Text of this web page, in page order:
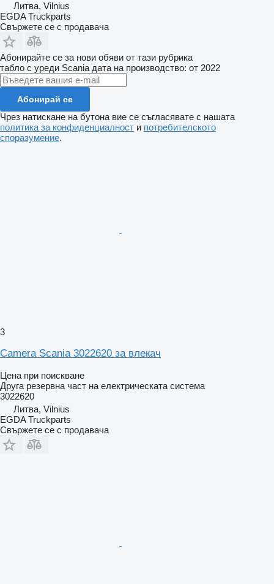
Литва, Vilnius
EGDA Truckparts
Свържете се с продавача
Абонирайте се за нови обяви от тази рубрика
табло с уреди Scania дата на производство: от 2022
Абонирай се
Чрез натискане на бутона вие се съгласявате с нашата
политика за конфиденциалност и потребителското
споразумение.
3
Camera Scania 3022620 за влекач
Цена при поискване
Друга резервна част на електрическата система
3022620
Литва, Vilnius
EGDA Truckparts
Свържете се с продавача